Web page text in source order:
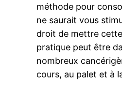
méthode pour
ne saurait vous
droit de mettre
pratique peut être
nombreux
cours, au palet et à